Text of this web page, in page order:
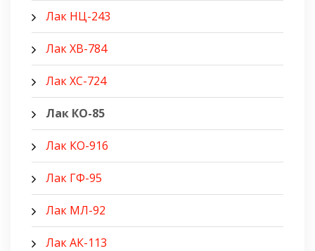
Лак НЦ-243
Лак ХВ-784
Лак ХС-724
Лак КО-85
Лак КО-916
Лак ГФ-95
Лак МЛ-92
Лак АК-113